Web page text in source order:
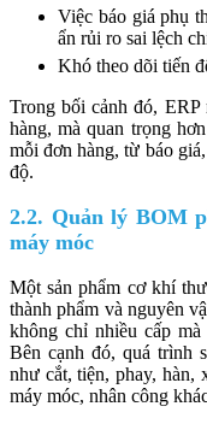
Việc báo giá phụ
ẩn rủi ro sai lệch
Khó theo dõi tiến
Trong bối cảnh đó,
hàng, mà quan trọng
mỗi đơn hàng, từ báo
độ.
2.2. Quản lý BOM
máy móc
Một sản phẩm cơ khí
thành phẩm và nguyên
không chỉ nhiều cấp
Bên cạnh đó, quá trình
như cắt, tiện, phay,
máy móc, nhân công